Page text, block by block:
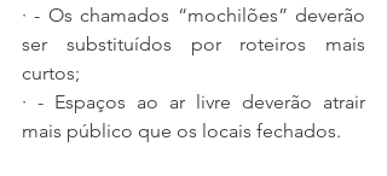
· - Os chamados “mochilões” deverão
ser substituídos por roteiros mais
curtos;
· - Espaços ao ar livre deverão atrair
mais público que os locais fechados.